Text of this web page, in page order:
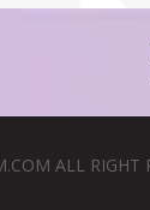
ALL RIGHT